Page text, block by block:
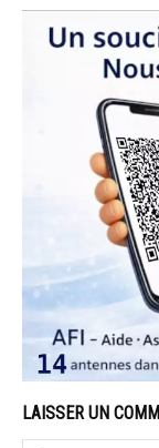
LAISSER UN